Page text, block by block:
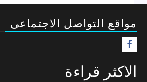
مواقع التواصل الاجتماعى
الاكثر قراءة